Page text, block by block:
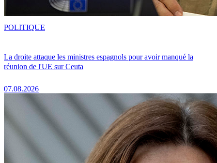
La droite attaque les ministres espagnols pour avoir manqué la
réunion de l'UE sur Ceuta
07.08.2026
POLITIQUE